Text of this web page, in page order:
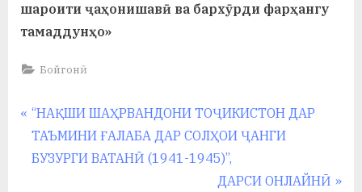
шароити ҷаҳонишавӣ ва бархӯрди фарҳангу
тамаддунҳо»
Бойгонӣ
Навигация
по
P
r
e
“НАҚШИ ШАҲРВАНДОНИ ТОҶИКИСТОН ДАР
ТАЪМИНИ ҒАЛАБА ДАР СОЛҲОИ ҶАНГИ
БУЗУРГИ ВАТАНӢ (1941-1945)”,
N
ДАРСИ ОНЛАЙНӢ